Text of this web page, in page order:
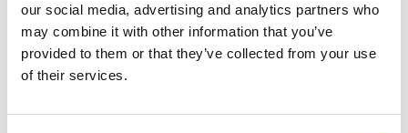
our social media, advertising and analytics partners who
may combine it with other information that you’ve
provided to them or that they’ve collected from your use
of their services.
obtenu leur immatriculation, mais 7 d'entre eux ne
sont pas encore immatriculés :
AXWAY Software